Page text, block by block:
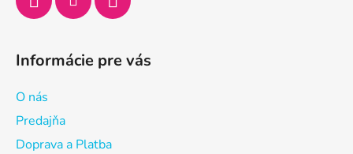
Informácie pre vás
O nás
Predajňa
Doprava a Platba